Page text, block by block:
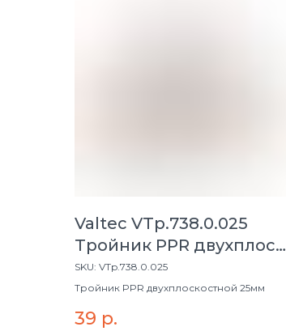
Valtec VTp.738.0.025
Тройник PPR двухплоск.
25мм
SKU: VTp.738.0.025
Тройник PPR двухплоскостной 25мм
39 р.